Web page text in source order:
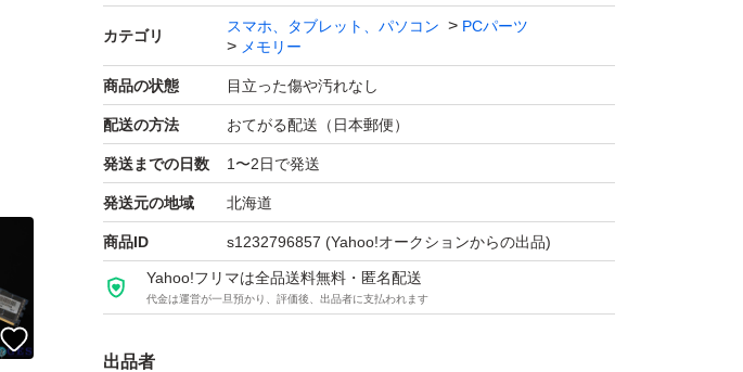
カテゴリ
スマホ、タブレット、パソコン
PCパーツ
メモリー
商品の状態 目立った傷や汚れなし
配送の方法 おてがる配送（日本郵便）
発送までの日数 1〜2日で発送
発送元の地域 北海道
商品ID s1232796857 (Yahoo!オークションからの出品)
Yahoo!フリマは全品送料無料・匿名配送
代金は運営が一旦預かり、評価後、出品者に支払われます
出品者